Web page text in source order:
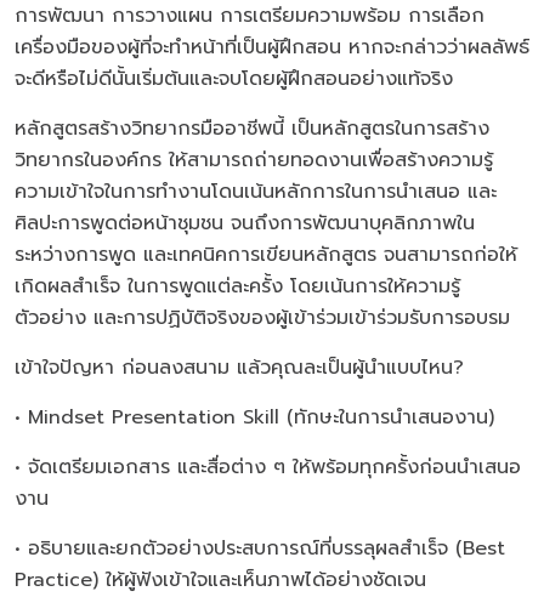
การพัฒนา การวางแผน การเตรียมความพร้อม การเลือก
เครื่องมือของผู้ที่จะทำหน้าที่เป็นผู้ฝึกสอน หากจะกล่าวว่าผลลัพธ์
จะดีหรือไม่ดีนั้นเริ่มต้นและจบโดยผู้ฝึกสอนอย่างแท้จริง
หลักสูตรสร้างวิทยากรมืออาชีพนี้ เป็นหลักสูตรในการสร้าง
วิทยากรในองค์กร ให้สามารถถ่ายทอดงานเพื่อสร้างความรู้
ความเข้าใจในการทำงานโดนเน้นหลักการในการนำเสนอ และ
ศิลปะการพูดต่อหน้าชุมชน จนถึงการพัฒนาบุคลิกภาพใน
ระหว่างการพูด และเทคนิคการเขียนหลักสูตร จนสามารถก่อให้
เกิดผลสำเร็จ ในการพูดแต่ละครั้ง โดยเน้นการให้ความรู้
ตัวอย่าง และการปฏิบัติจริงของผู้เข้าร่วมเข้าร่วมรับการอบรม
เข้าใจปัญหา ก่อนลงสนาม แล้วคุณละเป็นผู้นำแบบไหน?
• Mindset Presentation Skill (ทักษะในการนําเสนองาน)
• จัดเตรียมเอกสาร และสื่อต่าง ๆ ให้พร้อมทุกครั้งก่อนนําเสนอ
งาน
• อธิบายและยกตัวอย่างประสบการณ์ที่บรรลุผลสําเร็จ (Best
Practice) ให้ผู้ฟังเข้าใจและเห็นภาพได้อย่างชัดเจน